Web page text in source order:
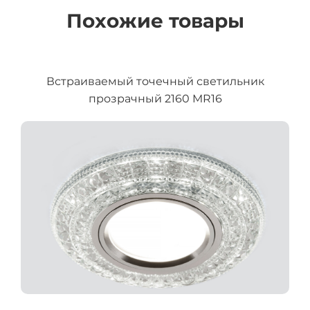
Похожие товары
Встраиваемый точечный светильник
прозрачный 2160 MR16